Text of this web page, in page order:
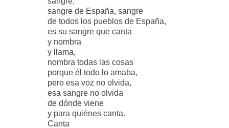
sangre de España, sangre
de todos los pueblos de España,
es su sangre que canta
y nombra
y llama,
nombra todas las cosas
porque él todo lo amaba,
pero esa voz no olvida,
esa sangre no olvida
de dónde viene
y para quiénes canta.
Canta